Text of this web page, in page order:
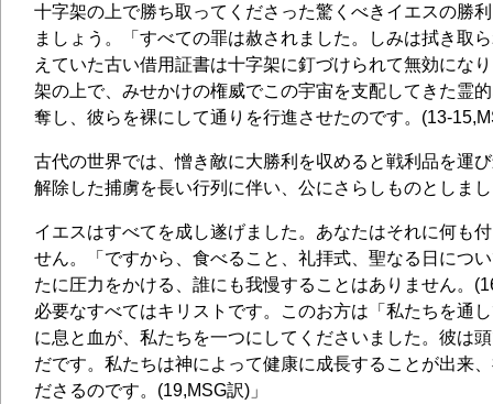
十字架の上で勝ち取ってくださった驚くべきイエスの勝
ましょう。「すべての罪は赦されました。しみは拭き取
えていた古い借用証書は十字架に釘づけられて無効にな
架の上で、みせかけの権威でこの宇宙を支配してきた霊
奪し、彼らを裸にして通りを行進させたのです。(13-
古代の世界では、憎き敵に大勝利を収めると戦利品を運
解除した捕虜を長い行列に伴い、公にさらしものとしま
イエスはすべてを成し遂げました。あなたはそれに何も
せん。「ですから、食べること、礼拝式、聖なる日につ
たに圧力をかける、誰にも我慢することはありません。
必要なすべてはキリストです。このお方は「私たちを通
に息と血が、私たちを一つにしてくださいました。彼は
だです。私たちは神によって健康に成長することが出来
ださるのです。(19,MSG訳)」